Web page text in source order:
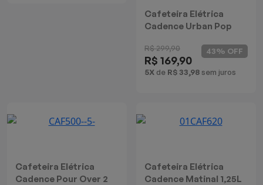
Cafeteira Elétrica
Cadence Urban Pop
R$ 299,90
R$ 169,90
5X de R$ 33,98 sem juros
43% OFF
Cafeteira Elétrica
Cadence Pour Over 2
Cafeteira Elétrica
Cadence Matinal 1,25L